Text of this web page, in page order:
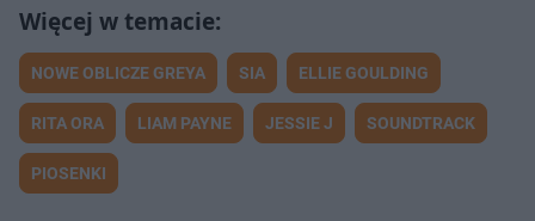
NOWE OBLICZE GREYA SIA ELLIE GOULDING
RITA ORA LIAM PAYNE JESSIE J SOUNDTRACK
PIOSENKI